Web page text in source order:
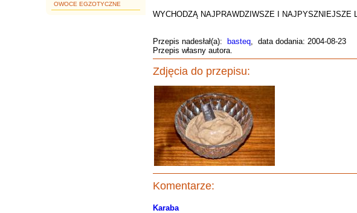
OWOCE EGZOTYCZNE
WYCHODZĄ NAJPRAWDZIWSZE I NAJPYSZNIEJSZE
Przepis nadesłał(a): basteq, data dodania: 2004-08-23
Przepis własny autora.
Zdjęcia do przepisu:
Komentarze:
Karaba